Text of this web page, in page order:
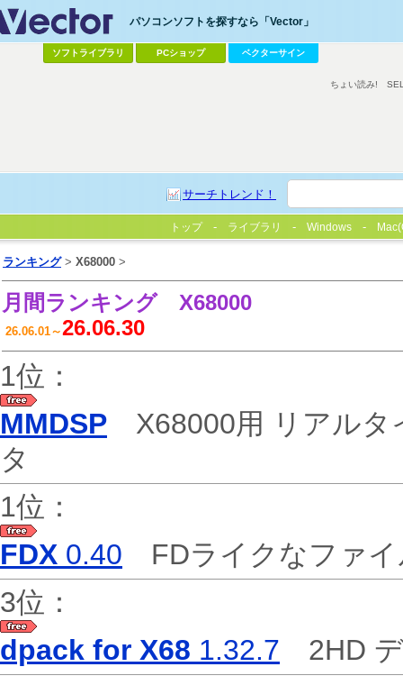
パソコンソフトを探すなら「Vector」
ソフトライブラリ PCショップ ベクターサイン
サーチトレンド！
ちょい読み!
トップ ライブラリ Windows
ランキング> X68000 >
月間ランキング X68000
26.06.01～26.06.30
1位：
MMDSP X68000用 リアルタ
タ
1位：
FDX 0.40 FDライクなファ
3位：
dpack for X68 1.32.7 2HD